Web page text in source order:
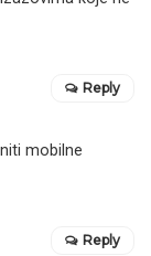
mobilne
Reply
Reply